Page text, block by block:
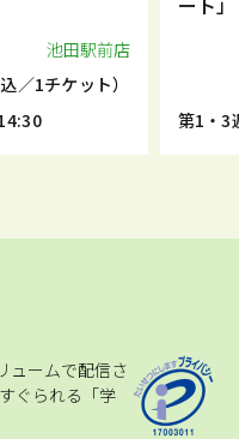
池田駅前店
込／1チケット）
第1・3
ュームで配信さ
ぐられる「学